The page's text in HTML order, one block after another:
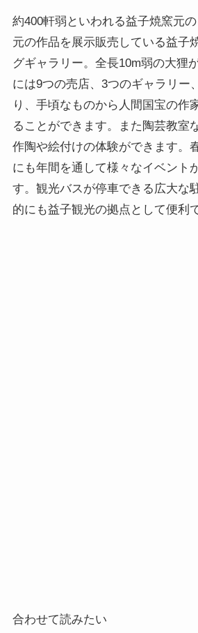
約400軒弱といわれる益子焼窯元
元の作品を展示販売している益子
グギャラリー。全長10m弱の大狸
には9つの売店、3つのギャラリー
り、手頃なものから人間国宝の作
ることができます。また陶芸教室
作陶や絵付けの体験ができます。
にも年間を通して様々なイベント
す。観光バスが停車できる広大な
的にも益子観光の拠点として便利
合わせて読みたい